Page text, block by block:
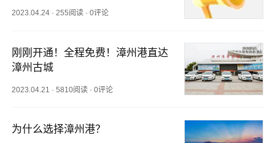
2023.04.24 ·255阅读 ·0评论
刚刚开通！全程免费！漳州港直达
漳州古城
2023.04.21 ·5810阅读 ·0评论
为什么选择漳州港？